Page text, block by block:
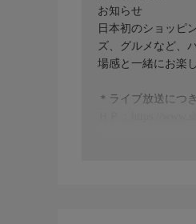
お知らせ
日本初のショッピ
ズ、グルメなど、
場感と一緒にお楽
＊ライブ放送につ